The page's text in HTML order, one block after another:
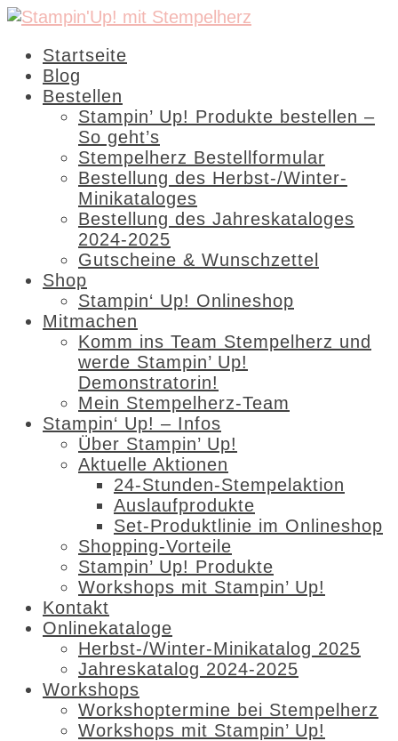
Startseite
Blog
Bestellen
Stampin’ Up! Produkte bestellen –
So geht’s
Stempelherz Bestellformular
Bestellung des Herbst-/Winter-
Minikataloges
Bestellung des Jahreskataloges
2024-2025
Gutscheine & Wunschzettel
Shop
Stampin‘ Up! Onlineshop
Mitmachen
Komm ins Team Stempelherz und
werde Stampin’ Up!
Demonstratorin!
Mein Stempelherz-Team
Stampin‘ Up! – Infos
Über Stampin’ Up!
Aktuelle Aktionen
24-Stunden-Stempelaktion
Auslaufprodukte
Set-Produktlinie im Onlineshop
Shopping-Vorteile
Stampin’ Up! Produkte
Workshops mit Stampin’ Up!
Kontakt
Onlinekataloge
Herbst-/Winter-Minikatalog 2025
Jahreskatalog 2024-2025
Workshops
Workshoptermine bei Stempelherz
Workshops mit Stampin’ Up!